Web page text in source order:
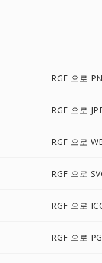
RGF 으로
RGF 으로
RGF 으로
RGF 으로
RGF 으로
RGF 으로